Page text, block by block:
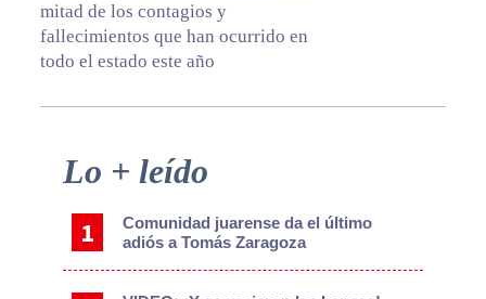
mitad de los contagios y
fallecimientos que han ocurrido en
todo el estado este año
Primary
Lo + leído
Comunidad juarense da el último
adiós a Tomás Zaragoza